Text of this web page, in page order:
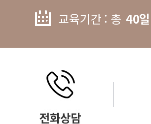
교육기간 : 총 40일